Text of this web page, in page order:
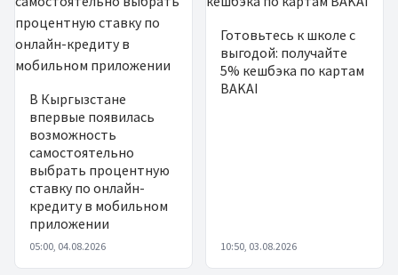
В Кыргызстане
впервые появилась
возможность
самостоятельно
выбрать процентную
ставку по онлайн-
кредиту в мобильном
приложении
05:00, 04.08.2026
Готовьтесь к школе с
выгодой: получайте
5% кешбэка по картам
BAKAI
10:50, 03.08.2026